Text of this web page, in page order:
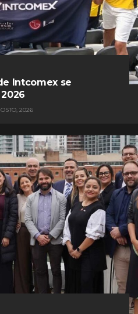
Intcomex se
2026